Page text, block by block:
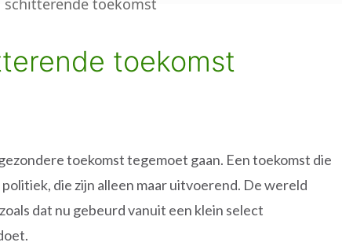
toekomst
toekomst tegemoet gaan. Een toekomst die
die zijn alleen maar uitvoerend. De wereld
dat nu gebeurd vanuit een klein select